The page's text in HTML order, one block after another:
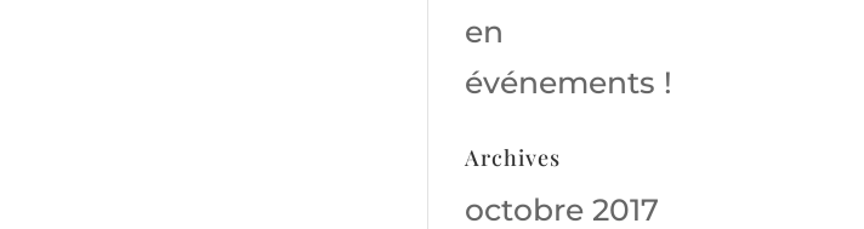
en
événements !
Archives
octobre 2017